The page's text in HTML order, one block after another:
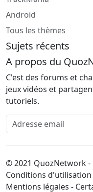
Android
Tous les thèmes
Sujets récents
A propos du
C'est des forums et
jeux vidéos et
tutoriels.
Adresse email
© 2021 QuozNetwork -
Conditions d'utilisation
Mentions légales -